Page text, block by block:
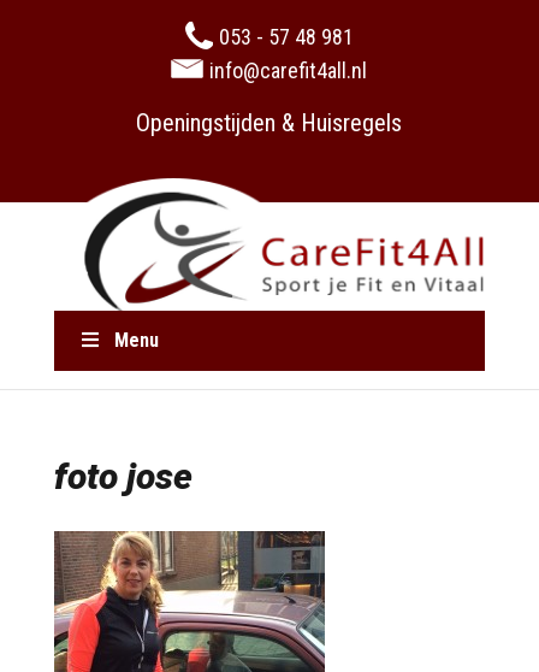
053 - 57 48 981
info@carefit4all.nl
Openingstijden & Huisregels
Menu
foto jose